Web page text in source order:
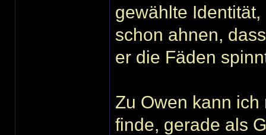
gewählte
schon ahnen,
er die Fäden
Zu Owen kann
finde, gerade als